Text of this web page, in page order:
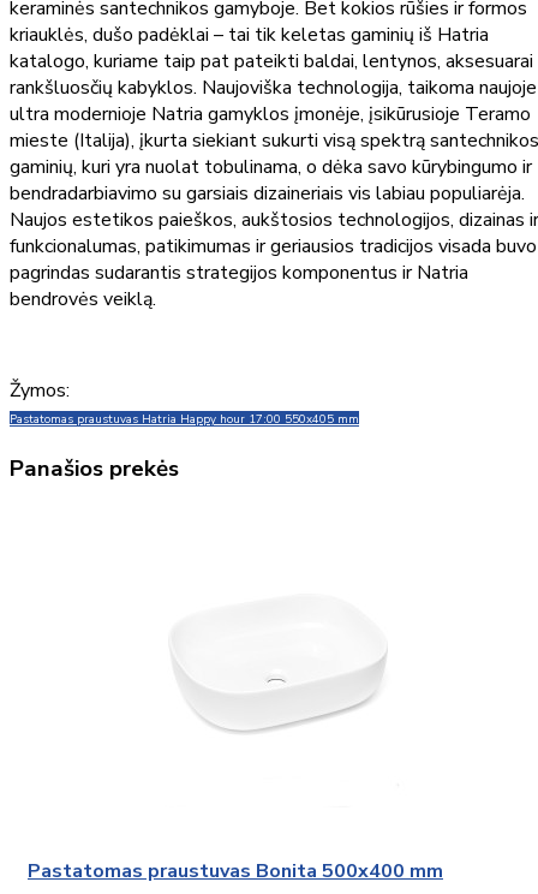
keraminės santechnikos gamyboje. Bet kokios rūšies ir formos
kriauklės, dušo padėklai – tai tik keletas gaminių iš Hatria
katalogo, kuriame taip pat pateikti baldai, lentynos, aksesuarai
rankšluosčių kabyklos. Naujoviška technologija, taikoma naujoje
ultra modernioje Natria gamyklos įmonėje, įsikūrusioje Teramo
mieste (Italija), įkurta siekiant sukurti visą spektrą santechnikos
gaminių, kuri yra nuolat tobulinama, o dėka savo kūrybingumo ir
bendradarbiavimo su garsiais dizaineriais vis labiau populiarėja.
Naujos estetikos paieškos, aukštosios technologijos, dizainas ir
funkcionalumas, patikimumas ir geriausios tradicijos visada buvo
pagrindas sudarantis strategijos komponentus ir Natria
bendrovės veiklą.
Žymos:
Pastatomas praustuvas Hatria Happy hour 17:00 550x405 mm
Panašios prekės
Pastatomas praustuvas Bonita 500x400 mm